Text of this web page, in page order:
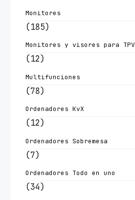
Monitores
(185)
Monitores y visores para TPV
(12)
Multifunciones
(78)
Ordenadores KvX
(12)
Ordenadores Sobremesa
(7)
Ordenadores Todo en uno
(34)